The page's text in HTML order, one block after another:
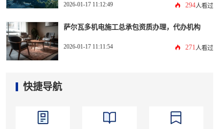
2026-01-17 11:12:49 294人看过
萨尔瓦多机电施工总承包资质办理，代办机构
2026-01-17 11:11:54 271 人看过
快捷导航